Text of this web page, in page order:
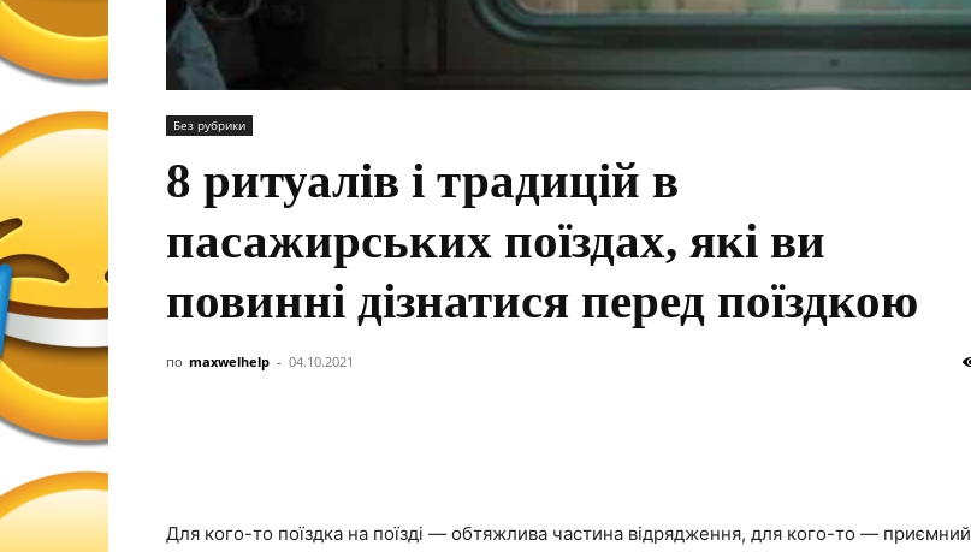
Без рубрики
8 ритуалів і традицій в
пасажирських поїздах, які ви
повинні дізнатися перед поїздкою
по maxwelhelp - 04.10.2021
Для кого-то поїздка на поїзді — обтяжлива частина відрядження, для кого-то — приємний